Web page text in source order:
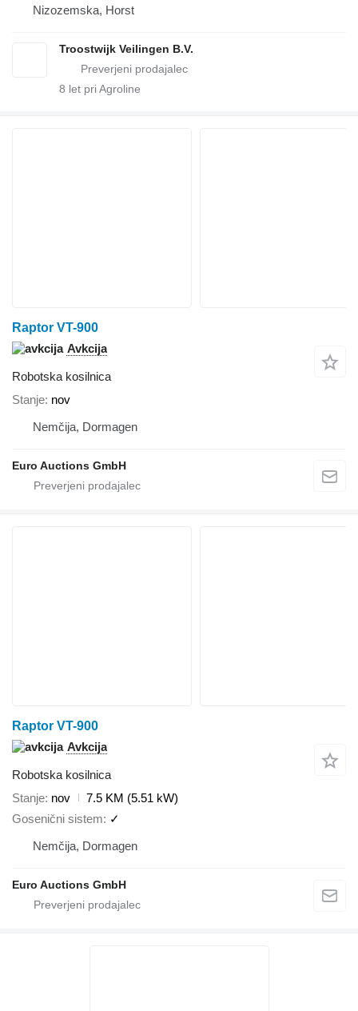
Nizozemska, Horst
Troostwijk Veilingen B.V.
8 let pri Agroline
Raptor VT-900
Avkcija
Robotska kosilnica
Stanje nov
Nemčija, Dormagen
Euro Auctions GmbH
Raptor VT-900
Avkcija
Robotska kosilnica
Stanje nov
7.5 KM (5.51 kW)
Gosenični sistem
✓
Nemčija, Dormagen
Euro Auctions GmbH